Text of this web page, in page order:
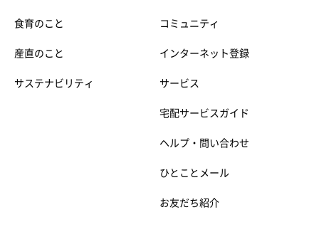
食育のこと
産直のこと
サステナビリティ
コミュニティ
インターネット登録
サービス
宅配サービスガイド
ヘルプ・問い合わせ
ひとことメール
お友だち紹介